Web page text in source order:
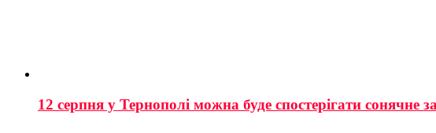
12 серпня у Тернополі можна буде спостерігати сонячне